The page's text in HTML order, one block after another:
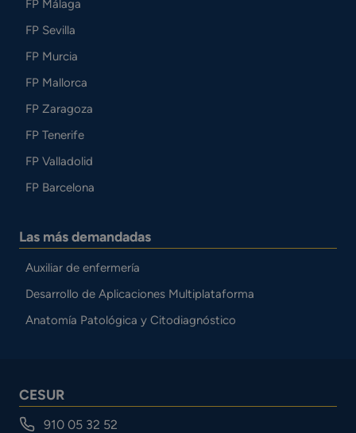
FP Málaga
FP Sevilla
FP Murcia
FP Mallorca
FP Zaragoza
FP Tenerife
FP Valladolid
FP Barcelona
Las más demandadas
Auxiliar de enfermería
Desarrollo de Aplicaciones Multiplataforma
Anatomía Patológica y Citodiagnóstico
CESUR
910 05 32 52